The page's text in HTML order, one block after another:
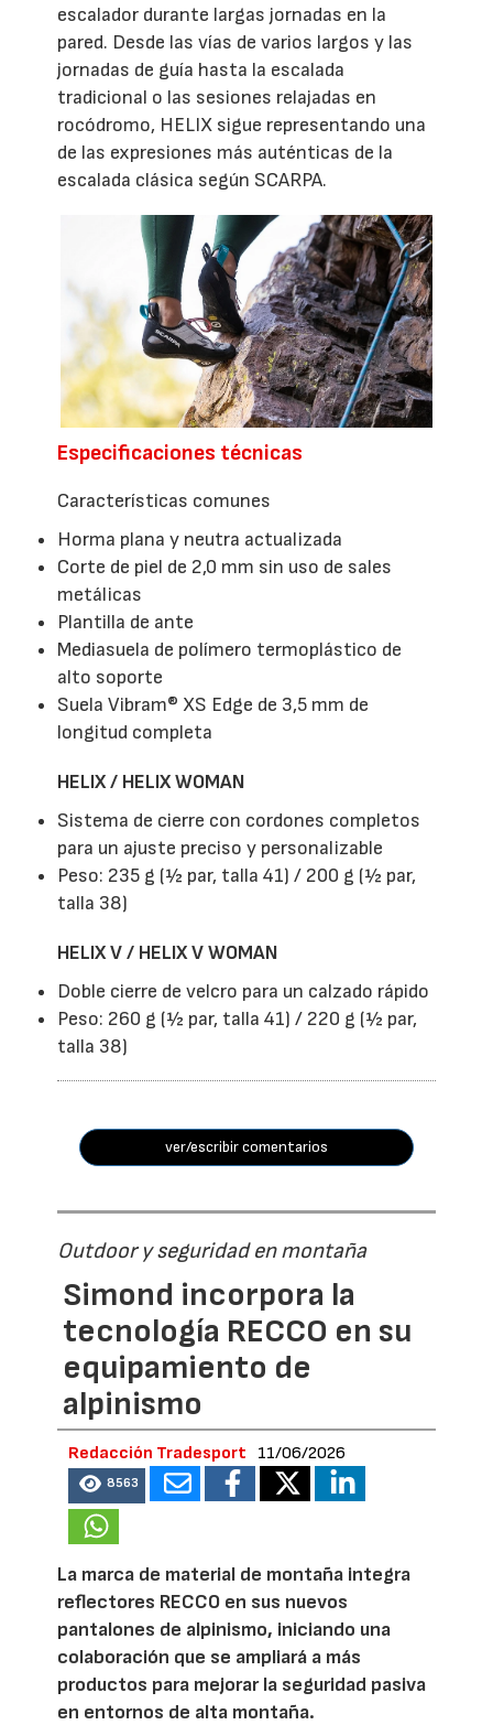
escalador durante largas jornadas en la
pared. Desde las vías de varios largos y las
jornadas de guía hasta la escalada
tradicional o las sesiones relajadas en
rocódromo, HELIX sigue representando una
de las expresiones más auténticas de la
escalada clásica según SCARPA.
Especificaciones técnicas
Características comunes
Horma plana y neutra actualizada
Corte de piel de 2,0 mm sin uso de sales
metálicas
Plantilla de ante
Mediasuela de polímero termoplástico de
alto soporte
Suela Vibram® XS Edge de 3,5 mm de
longitud completa
HELIX / HELIX WOMAN
Sistema de cierre con cordones completos
para un ajuste preciso y personalizable
Peso: 235 g (½ par, talla 41) / 200 g (½ par,
talla 38)
HELIX V / HELIX V WOMAN
Doble cierre de velcro para un calzado rápido
Peso: 260 g (½ par, talla 41) / 220 g (½ par,
talla 38)
ver/escribir comentarios
Outdoor y seguridad en montaña
Simond incorpora la
tecnología RECCO en su
equipamiento de
alpinismo
Redacción Tradesport 11/06/2026
8563
La marca de material de montaña integra
reflectores RECCO en sus nuevos
pantalones de alpinismo, iniciando una
colaboración que se ampliará a más
productos para mejorar la seguridad pasiva
en entornos de alta montaña.